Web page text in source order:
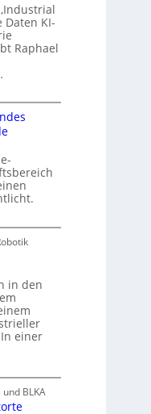
Daten KI-
Raphael
in den
einer
BLKA